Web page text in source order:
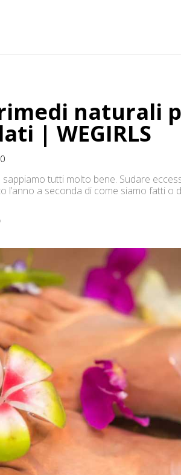
naturali
| WEGIRLS
tutti molto bene. Sudare
l’anno a seconda di come siamo fatti